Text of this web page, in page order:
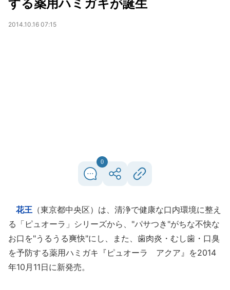
する薬用ハミガキが誕生
2014.10.16 07:15
0
花王 （東京都中央区）は、清浄で健康な口内環境に整え
る「ピュオーラ」シリーズから、"パサつき"がちな不快な
お口を"うるうる爽快"にし、また、歯肉炎・むし歯・口臭
を予防する薬用ハミガキ『ピュオーラ アクア』を2014
年10月11日に新発売。